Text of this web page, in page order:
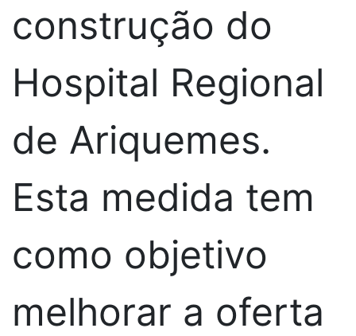
construção do
Hospital Regional
de Ariquemes.
Esta medida tem
como objetivo
melhorar a oferta